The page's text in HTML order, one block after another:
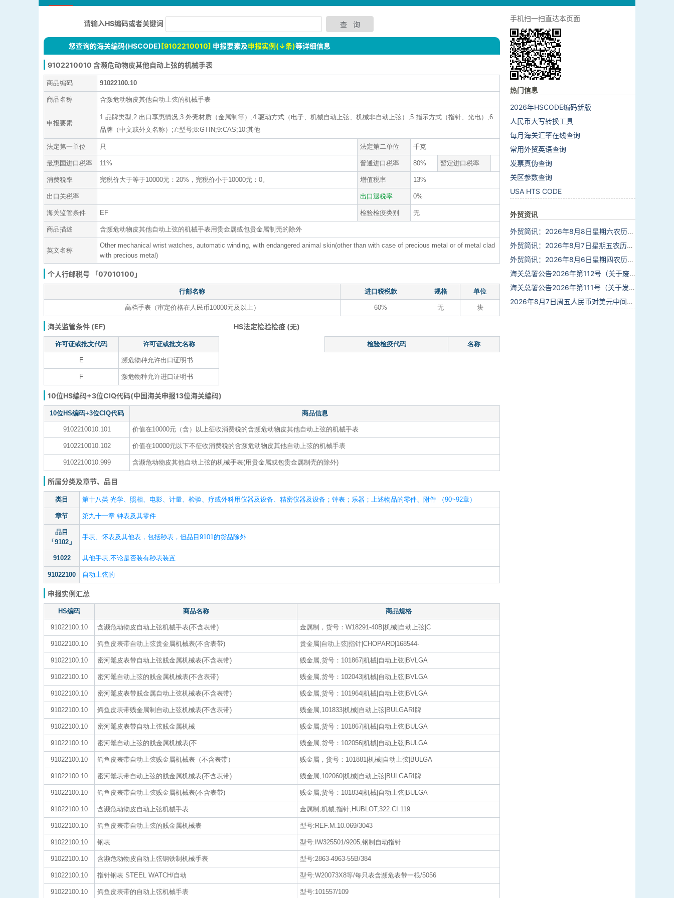
请输入HS编码或者关键词
您查询的海关编码(HSCODE)[9102210010] 申报要素及申报实例(↓条)等详细信息
9102210010 含濒危动物皮其他自动上弦的机械手表
商品编码 91022100.10
商品名称 含濒危动物皮其他自动上弦的机械手表
申报要素
1:品牌类型;2:出口享惠情况;3:外壳材质（金属制等）;4:驱动方式（电子、机械自动上弦、机械非自动上弦）;5:指示方式（指针、光电）;6:
品牌（中文或外文名称）;7:型号;8:GTIN;9:CAS;10:其他
法定第一单位 只 法定第二单位 千克
最惠国进口税率 11% 普通进口税率 80% 暂定进口税率
消费税率 完税价大于等于10000元：20%，完税价小于10000元：0。 增值税率 13%
出口关税率 出口退税率 0%
海关监管条件 EF 检验检疫类别 无
商品描述 含濒危动物皮其他自动上弦的机械手表用贵金属或包贵金属制壳的除外
英文名称
Other mechanical wrist watches, automatic winding, with endangered animal skin(other than with case of precious metal or of metal clad
with precious metal)
个人行邮税号 「07010100」
行邮名称 进口税税款 规格 单位
高档手表（审定价格在人民币10000元及以上） 60% 无 块
海关监管条件 (EF) HS法定检验检疫 (无)
许可证或批文代码 许可证或批文名称
E 濒危物种允许出口证明书
F 濒危物种允许进口证明书
检验检疫代码 名称
10位HS编码+3位CIQ代码(中国海关申报13位海关编码)
10位HS编码+3位CIQ代码 商品信息
9102210010.101 价值在10000元（含）以上征收消费税的含濒危动物皮其他自动上弦的机械手表
9102210010.102 价值在10000元以下不征收消费税的含濒危动物皮其他自动上弦的机械手表
9102210010.999 含濒危动物皮其他自动上弦的机械手表(用贵金属或包贵金属制壳的除外)
所属分类及章节、品目
类目 第十八类 光学、照相、电影、计量、检验、疗或外科用仪器及设备、精密仪器及设备；钟表；乐器；上述物品的零件、附件 （90~92章）
章节 第九十一章 钟表及其零件
品目
「9102」
手表、怀表及其他表，包括秒表，但品目9101的货品除外
91022 其他手表,不论是否装有秒表装置:
91022100 自动上弦的
申报实例汇总
HS编码 商品名称 商品规格
91022100.10 含濒危动物皮自动上弦机械手表(不含表带) 金属制，货号：W18291-40B|机械|自动上弦|C
91022100.10 鳄鱼皮表带自动上弦贵金属机械表(不含表带) 贵金属|自动上弦|指针|CHOPARD|168544-
91022100.10 密河鼍皮表带自动上弦贱金属机械表(不含表带) 贱金属,货号：101867|机械|自动上弦|BVLGA
91022100.10 密河鼍自动上弦的贱金属机械表(不含表带) 贱金属,货号：102043|机械|自动上弦|BVLGA
91022100.10 密河鼍皮表带贱金属自动上弦机械表(不含表带) 贱金属,货号：101964|机械|自动上弦|BVLGA
91022100.10 鳄鱼皮表带贱金属制自动上弦机械表(不含表带) 贱金属,101833|机械|自动上弦|BULGARI牌
91022100.10 密河鼍皮表带自动上弦贱金属机械 贱金属,货号：101867|机械|自动上弦|BULGA
91022100.10 密河鼍自动上弦的贱金属机械表(不 贱金属,货号：102056|机械|自动上弦|BULGA
91022100.10 鳄鱼皮表带自动上弦贱金属机械表（不含表带） 贱金属，货号：101881|机械|自动上弦|BULGA
91022100.10 密河鼍表带自动上弦的贱金属机械表(不含表带) 贱金属,102060|机械|自动上弦|BULGARI牌
91022100.10 鳄鱼皮表带自动上弦贱金属机械表(不含表带) 贱金属,货号：101834|机械|自动上弦|BULGA
91022100.10 含濒危动物皮自动上弦机械手表 金属制;机械;指针;HUBLOT;322.CI.119
91022100.10 鳄鱼皮表带自动上弦的贱金属机械表 型号:REF.M.10.069/3043
91022100.10 钢表 型号:IW325501/9205,钢制自动指针
91022100.10 含濒危动物皮自动上弦钢铁制机械手表 型号:2863-4963-55B/384
91022100.10 指针钢表 STEEL WATCH/自动 型号:W20073X8等/每只表含濒危表带一根/5056
91022100.10 鳄鱼皮表带的自动上弦机械手表 型号:101557/109
手机扫一扫直达本页面
热门信息
2026年HSCODE编码新版
人民币大写转换工具
每月海关汇率在线查询
常用外贸英语查询
发票真伪查询
关区参数查询
USA HTS CODE
外贸资讯
外贸简讯：2026年8月8日星期六农历六月廿六
外贸简讯：2026年8月7日星期五农历六月廿五
外贸简讯：2026年8月6日星期四农历六月廿四
海关总署公告2026年第112号（关于废止部分卫生检疫类规范性文件的公告）
海关总署公告2026年第111号（关于发布《进出境动植物检疫处理监督管理工作规定》《进出境卫生处理监督管理工作规定》的公告）
2026年8月7日周五人民币对美元中间价报6.7904调贬9个基点